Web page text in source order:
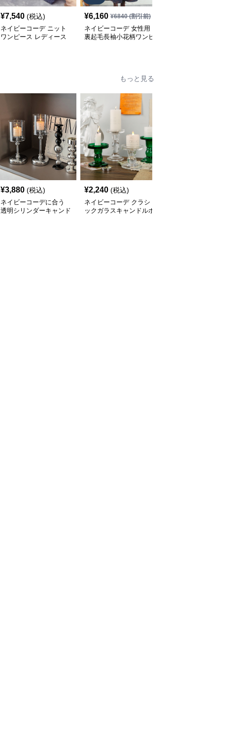
¥7,540 (税込)
ネイビーコーデ ニット
ワンピース レディース
¥6,160 ¥6840(割引前)
ネイビーコーデ 女性用
裏起毛長袖小花柄ワンピ
もっと見る
¥3,880 (税込)
ネイビーコーデに合う
透明シリンダーキャンド
¥2,240 (税込)
ネイビーコーデ クラシ
ックガラスキャンドルホ